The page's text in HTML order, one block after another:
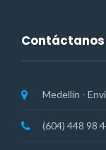
Medellín -
(604) 448 98